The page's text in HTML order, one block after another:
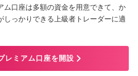
ム口座は多額の資金を用意できて、か
しっかりできる上級者トレーダーに適
レミアム口座を開設